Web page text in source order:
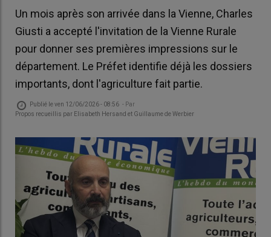
Un mois après son arrivée dans la Vienne, Charles
Giusti a accepté l'invitation de la Vienne Rurale
pour donner ses premières impressions sur le
département. Le Préfet identifie déjà les dossiers
importants, dont l'agriculture fait partie.
Publié leven 12/06/2026 - 08:56 - Par
Propos recueillis par Elisabeth Hersand et Guillaume de Werbier